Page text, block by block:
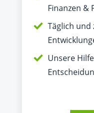
Finanzen &
Täglich und
Unsere